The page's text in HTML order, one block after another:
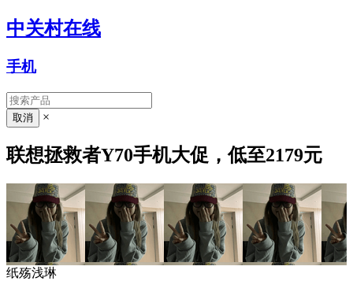
中关村在线
手机
×
联想拯救者Y70手机大促，低至2179元
纸殇浅琳